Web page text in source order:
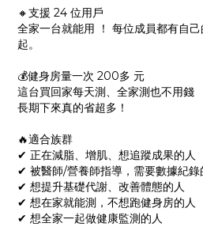
🔸支援 24 位用戶
全家一台就能用 ！ 每位成員都有自
起。
💰健身房量一次 200多 元
這台買回家每天測、全家測也不用錢
長期下來真的省超多！
🔥適合族群
✔ 正在減脂、增肌、想追蹤成果的人
✔ 被醫師/營養師指導，需要數據紀錄
✔ 想提升基礎代謝、改善體態的人
✔ 想在家就能測，不想跑健身房的人
✔ 想全家一起做健康監測的人